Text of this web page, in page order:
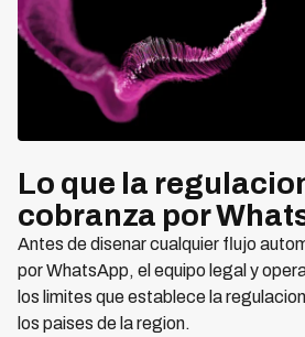
Lo que la
cobranza por
Antes de disenar cualquier flujo
por WhatsApp, el equipo legal y
los limites que establece la
los paises de la region.